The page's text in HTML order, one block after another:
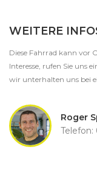
WEITERE
Diese Fahrrad kann vor
Interesse, rufen Sie uns
wir unterhalten uns bei
Roger
Telefon: